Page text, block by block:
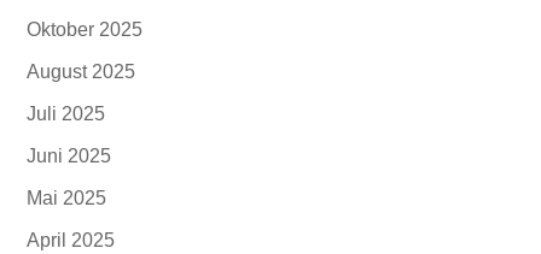
Oktober 2025
August 2025
Juli 2025
Juni 2025
Mai 2025
April 2025